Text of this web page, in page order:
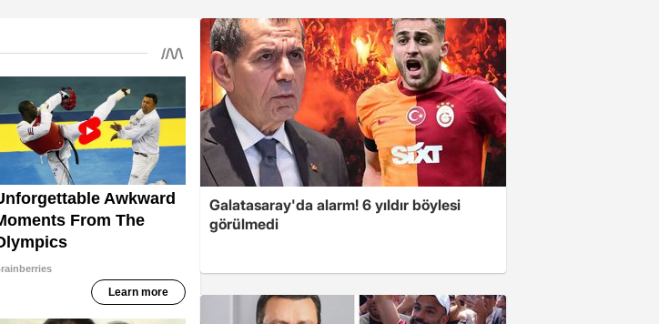
Galatasaray'da alarm! 6 yıldır böylesi
görülmedi